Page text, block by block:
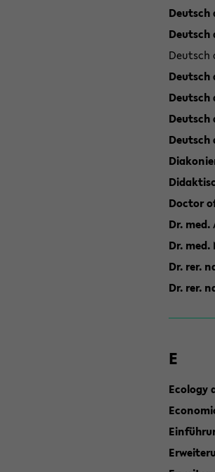
Deutsch
Deutsch
Deutsch
Deutsch
Deutsch
Deutsch
Deutsch
Doctor
Dr.
Dr. med.
Dr. rer.
Dr. rer.
E
Ecology